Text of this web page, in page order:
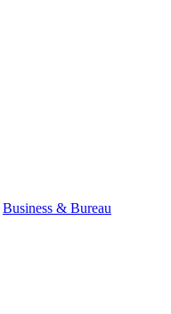
Business & Bureau